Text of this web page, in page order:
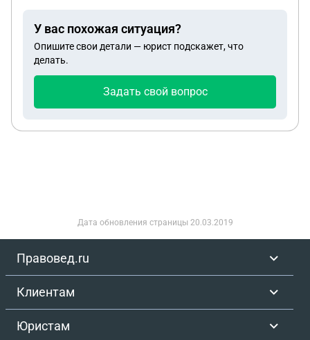
У вас похожая ситуация?
Опишите свои детали — юрист подскажет, что
делать.
Задать свой вопрос
Дата обновления страницы 20.03.2019
Правовед.ru
Клиентам
Юристам